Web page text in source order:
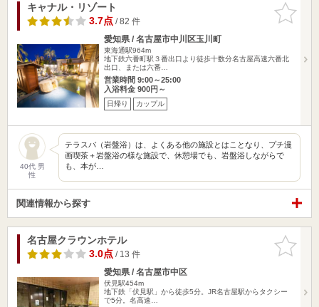
お気に入
りに追加
キャナル・リゾート
3.7点/ 82 件
愛知県 / 名古屋市中川区玉川町
東海通駅964m
地下鉄六番町駅３番出口より徒歩十数分名古屋高速六番北
出口、または六番…
営業時間 9:00～25:00
入浴料金 900円～
日帰り カップル
40代 男
性
テラスパ（岩盤浴）は、よくある他の施設とはことなり、プチ漫
画喫茶＋岩盤浴の様な施設で、休憩場でも、岩盤浴しながらで
も、本が…
関連情報から探す
お気に入
りに追加
名古屋クラウンホテル
3.0点/ 13 件
愛知県 / 名古屋市中区
伏見駅454m
地下鉄「伏見駅」から徒歩5分。JR名古屋駅からタクシー
で5分。名高速…